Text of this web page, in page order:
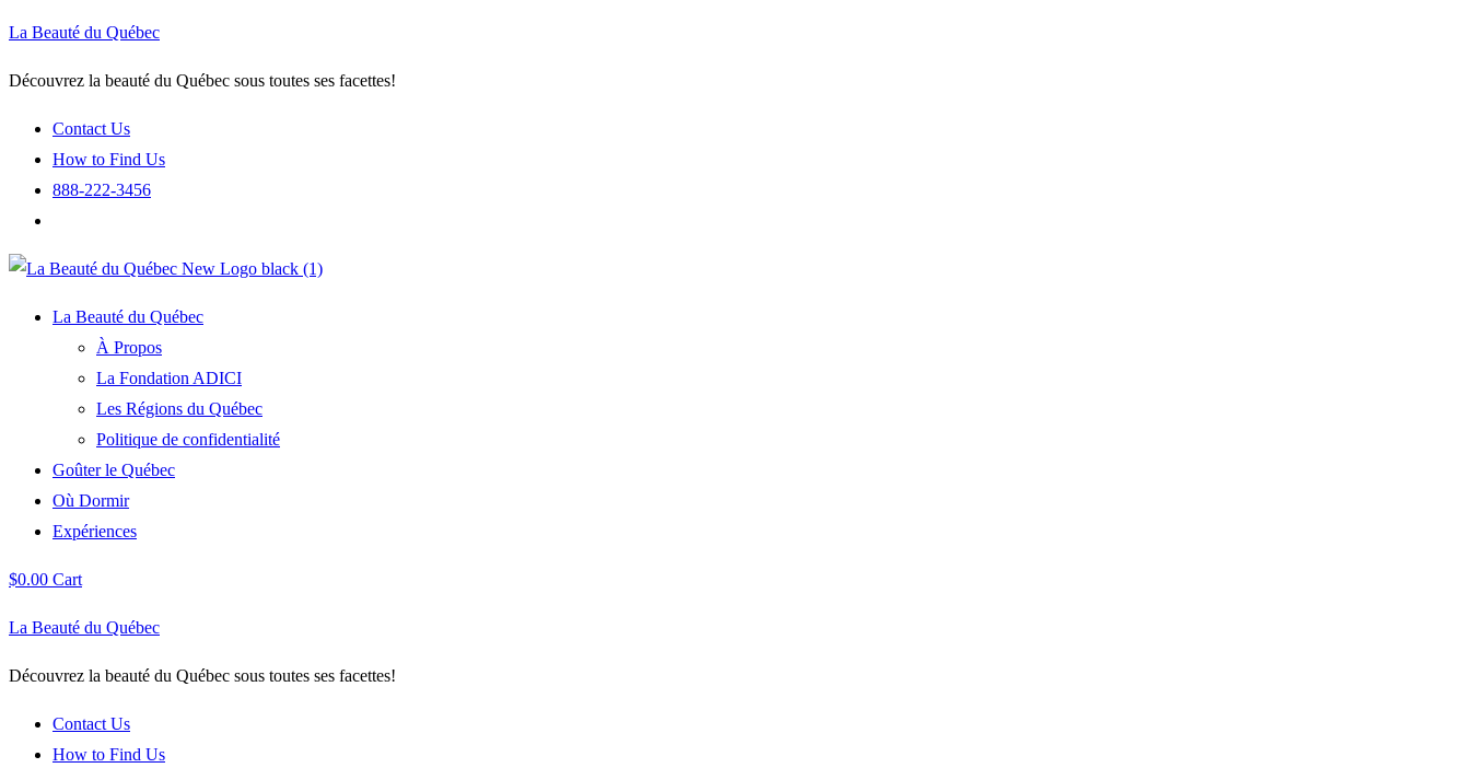
La Beauté du Québec
Découvrez la beauté du Québec sous toutes ses facettes!
Contact Us
How to Find Us
888-222-3456
La Beauté du Québec
À Propos
La Fondation ADICI
Les Régions du Québec
Politique de confidentialité
Goûter le Québec
Où Dormir
Expériences
$0.00 Cart
La Beauté du Québec
Découvrez la beauté du Québec sous toutes ses facettes!
Contact Us
How to Find Us